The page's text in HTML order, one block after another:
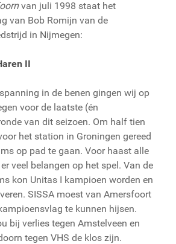
van juli 1998 staat het
van Bob Romijn van de
in Nijmegen:
II
in de benen gingen wij op
voor de laatste (én
van dit seizoen. Om half tien
het station in Groningen gereed
op pad te gaan. Voor haast alle
veel belangen op het spel. Van de
kon Unitas I kampioen worden en
SISSA moest van Amersfoort
te kunnen hijsen.
bij verlies tegen Amstelveen en
tegen VHS de klos zijn.